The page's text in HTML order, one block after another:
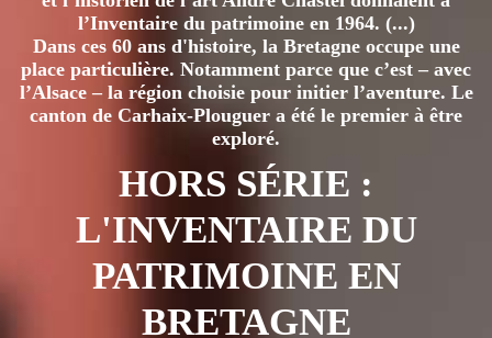
l’Inventaire du patrimoine en 1964. (...)
Dans ces 60 ans d'histoire, la Bretagne occupe une
place particulière. Notamment parce que c’est – avec
l’Alsace – la région choisie pour initier l’aventure. Le
canton de Carhaix-Plouguer a été le premier à être
exploré.
HORS SÉRIE :
L'INVENTAIRE DU
PATRIMOINE EN
BRETAGNE